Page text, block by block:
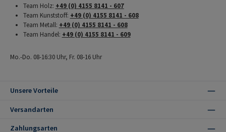
Team Holz: +49 (0) 4155 8141 - 607
Team Kunststoff: +49 (0) 4155 8141 - 608
Team Metall: +49 (0) 4155 8141 - 608
Team Handel: +49 (0) 4155 8141 - 609
Mo.-Do. 08-16:30 Uhr, Fr. 08-16 Uhr
Unsere Vorteile
Versandarten
Zahlungsarten